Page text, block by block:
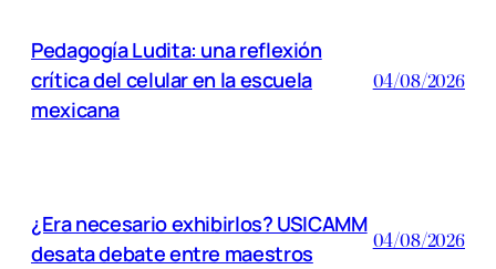
Pedagogía Ludita: una reflexión
crítica del celular en la escuela
mexicana
04/08/2026
¿Era necesario exhibirlos? USICAMM
desata debate entre maestros
04/08/2026